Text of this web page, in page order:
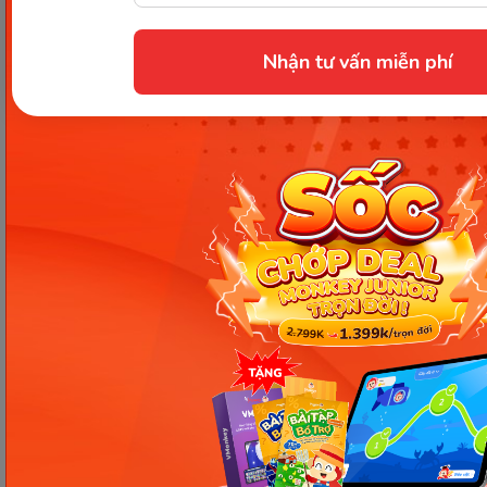
Nhận tư vấn miễn phí
ngủ ngoan
Tiết lộ A - Z đặc điểm phát
triển, chiều cao & cân nặng
bé gái 6 tháng tuổi
Trên đây là những thông tin giúp giải đáp thắc mắc
? Qua đó có thể thấy giai
đoạn từ 6 tháng trở đi bé bắt đầu bò là thời điểm bé
khám phá và học hỏi về thế giới xung quanh. Ba mẹ
cần tạo một môi trường an toàn, hỗ trợ bé phát